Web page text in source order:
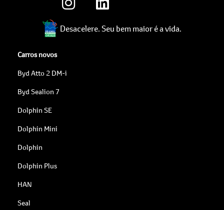
Desacelere. Seu bem maior é a vida.
Carros novos
Byd Atto 2 DM-i
Byd Sealion 7
Dolphin SE
Dolphin Mini
Dolphin
Dolphin Plus
HAN
Seal